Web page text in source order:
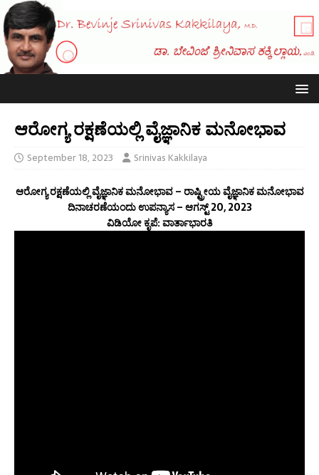
ಆರೋಗ್ಯ ರಕ್ಷಣೆಯಲ್ಲಿ ವೈಜ್ಞಾನಿಕ ಮನೋಭಾವ
September 18, 2023 Srinivas Kakkilaya
ಆರೋಗ್ಯ ರಕ್ಷಣೆಯಲ್ಲಿ ವೈಜ್ಞಾನಿಕ ಮನೋಭಾವ – ರಾಷ್ಟ್ರೀಯ ವೈಜ್ಞಾನಿಕ ಮನೋಭಾವ
ದಿನಾಚರಣೆಯಂದು ಉಪನ್ಯಾಸ – ಆಗಸ್ಟ್ 20, 2023
ವಿಡಿಯೋ ಕೃಪೆ: ವಾರ್ತಾಭಾರತಿ